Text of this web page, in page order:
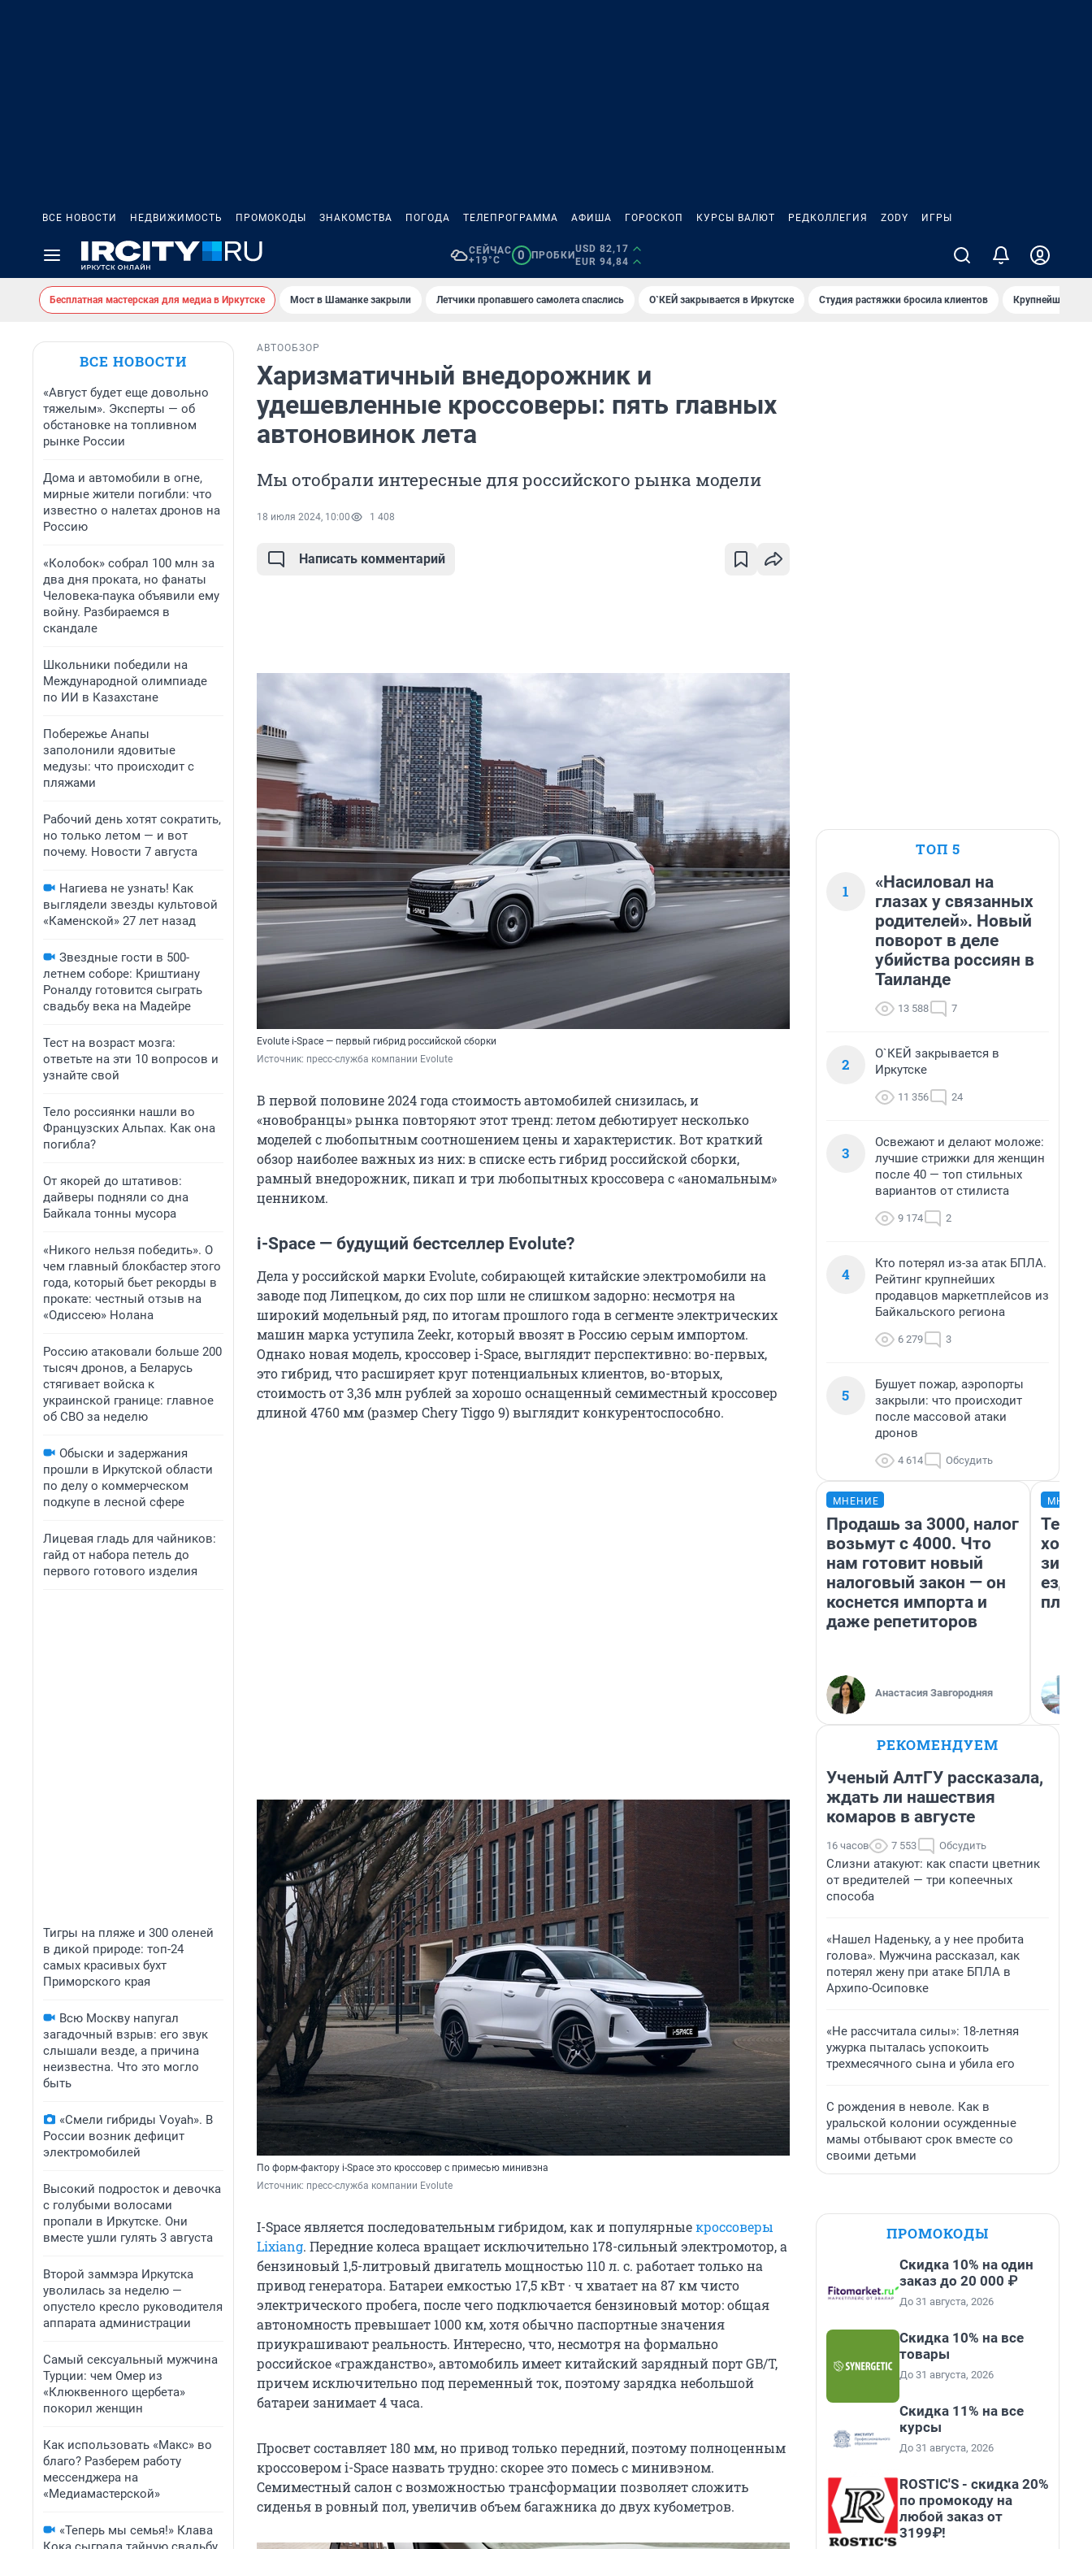
ВСЕ НОВОСТИ НЕДВИЖИМОСТЬ ПРОМОКОДЫ ЗНАКОМСТВА ПОГОДА ТЕЛЕПРОГРАММА АФИША ГОРОСКОП КУРСЫ ВАЛЮТ РЕДКОЛЛЕГИЯ ZODY ИГРЫ
СЕЙЧАС
+19°C
0 ПРОБКИ
USD 82,17
EUR 94,84
Бесплатная мастерская для медиа в Иркутске Мост в Шаманке закрыли Летчики пропавшего самолета спаслись О`КЕЙ закрывается в Иркутске Студия растяжки бросила клиентов Крупнейшие
ВСЕ НОВОСТИ
«Август будет еще довольно
тяжелым». Эксперты — об
обстановке на топливном
рынке России
Дома и автомобили в огне,
мирные жители погибли: что
известно о налетах дронов на
Россию
«Колобок» собрал 100 млн за
два дня проката, но фанаты
Человека-паука объявили ему
войну. Разбираемся в
скандале
Школьники победили на
Международной олимпиаде
по ИИ в Казахстане
Побережье Анапы
заполонили ядовитые
медузы: что происходит с
пляжами
Рабочий день хотят сократить,
но только летом — и вот
почему. Новости 7 августа
Нагиева не узнать! Как
выглядели звезды культовой
«Каменской» 27 лет назад
Звездные гости в 500-
летнем соборе: Криштиану
Роналду готовится сыграть
свадьбу века на Мадейре
Тест на возраст мозга:
ответьте на эти 10 вопросов и
узнайте свой
Тело россиянки нашли во
Французских Альпах. Как она
погибла?
От якорей до штативов:
дайверы подняли со дна
Байкала тонны мусора
«Никого нельзя победить». О
чем главный блокбастер этого
года, который бьет рекорды в
прокате: честный отзыв на
«Одиссею» Нолана
Россию атаковали больше 200
тысяч дронов, а Беларусь
стягивает войска к
украинской границе: главное
об СВО за неделю
Обыски и задержания
прошли в Иркутской области
по делу о коммерческом
подкупе в лесной сфере
Лицевая гладь для чайников:
гайд от набора петель до
первого готового изделия
Тигры на пляже и 300 оленей
в дикой природе: топ-24
самых красивых бухт
Приморского края
Всю Москву напугал
загадочный взрыв: его звук
слышали везде, а причина
неизвестна. Что это могло
быть
«Смели гибриды Voyah». В
России возник дефицит
электромобилей
Высокий подросток и девочка
с голубыми волосами
пропали в Иркутске. Они
вместе ушли гулять 3 августа
Второй заммэра Иркутска
уволилась за неделю —
опустело кресло руководителя
аппарата администрации
Самый сексуальный мужчина
Турции: чем Омер из
«Клюквенного щербета»
покорил женщин
Как использовать «Макс» во
благо? Разберем работу
мессенджера на
«Медиамастерской»
«Теперь мы семья!» Клава
АВТООБЗОР
Харизматичный внедорожник и
удешевленные кроссоверы: пять главных
автоновинок лета
Мы отобрали интересные для российского рынка модели
18 июля 2024, 10:00 1 408
Написать комментарий
Evolute i-Space — первый гибрид российской сборки
Источник: пресс-служба компании Evolute
В первой половине 2024 года стоимость автомобилей снизилась, и
«новобранцы» рынка повторяют этот тренд: летом дебютирует несколько
моделей с любопытным соотношением цены и характеристик. Вот краткий
обзор наиболее важных из них: в списке есть гибрид российской сборки,
рамный внедорожник, пикап и три любопытных кроссовера с «аномальным»
ценником.
i-Space — будущий бестселлер Evolute?
Дела у российской марки Evolute, собирающей китайские электромобили на
заводе под Липецком, до сих пор шли не слишком задорно: несмотря на
широкий модельный ряд, по итогам прошлого года в сегменте электрических
машин марка уступила Zeekr, который ввозят в Россию серым импортом.
Однако новая модель, кроссовер i-Space, выглядит перспективно: во-первых,
это гибрид, что расширяет круг потенциальных клиентов, во-вторых,
стоимость от 3,36 млн рублей за хорошо оснащенный семиместный кроссовер
длиной 4760 мм (размер Chery Tiggo 9) выглядит конкурентоспособно.
По форм-фактору i-Space это кроссовер с примесью минивэна
Источник: пресс-служба компании Evolute
I-Space является последовательным гибридом, как и популярныекроссоверы
Lixiang. Передние колеса вращает исключительно 178-сильный электромотор, а
бензиновый 1,5-литровый двигатель мощностью 110 л. с. работает только на
привод генератора. Батареи емкостью 17,5 кВт · ч хватает на 87 км чисто
электрического пробега, после чего подключается бензиновый мотор: общая
автономность превышает 1000 км, хотя обычно паспортные значения
приукрашивают реальность. Интересно, что, несмотря на формально
российское «гражданство», автомобиль имеет китайский зарядный порт GB/T,
причем исключительно под переменный ток, поэтому зарядка небольшой
батареи занимает 4 часа.
Просвет составляет 180 мм, но привод только передний, поэтому полноценным
кроссовером i-Space назвать трудно: скорее это помесь с минивэном.
Семиместный салон с возможностью трансформации позволяет сложить
сиденья в ровный пол, увеличив объем багажника до двух кубометров.
ТОП 5
1
«Насиловал на
глазах у связанных
родителей». Новый
поворот в деле
убийства россиян в
Таиланде
13 588 7
2
О`КЕЙ закрывается в
Иркутске
11 356 24
3
Освежают и делают моложе:
лучшие стрижки для женщин
после 40 — топ стильных
вариантов от стилиста
9 174 2
4
Кто потерял из-за атак БПЛА.
Рейтинг крупнейших
продавцов маркетплейсов из
Байкальского региона
6 279 3
5
Бушует пожар, аэропорты
закрыли: что происходит
после массовой атаки
дронов
4 614 Обсудить
МНЕНИЕ
Продашь за 3000, налог
возьмут с 4000. Что
нам готовит новый
налоговый закон — он
коснется импорта и
даже репетиторов
Анастасия Завгородняя
ездит
РЕКОМЕНДУЕМ
Ученый АлтГУ рассказала,
ждать ли нашествия
комаров в августе
16 часов 7 553 Обсудить
Слизни атакуют: как спасти цветник
от вредителей — три копеечных
способа
«Нашел Наденьку, а у нее пробита
голова». Мужчина рассказал, как
потерял жену при атаке БПЛА в
Архипо-Осиповке
«Не рассчитала силы»: 18-летняя
ужурка пыталась успокоить
трехмесячного сына и убила его
С рождения в неволе. Как в
уральской колонии осужденные
мамы отбывают срок вместе со
своими детьми
ПРОМОКОДЫ
Скидка 10% на один
заказ до 20 000 ₽
До 31 августа, 2026
Скидка 10% на все
товары
До 31 августа, 2026
Скидка 11% на все
курсы
До 31 августа, 2026
ROSTIC'S - скидка 20%
по промокоду на
любой заказ от
3199₽!